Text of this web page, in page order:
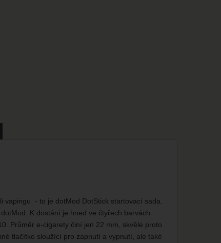
- to je dotMod DotStick startovací sada.
K dostání je hned ve čtyřech barvách.
Průměr e-cigarety činí jen 22 mm, skvěle proto
tlačítko sloužící pro zapnutí a vypnutí, ale také